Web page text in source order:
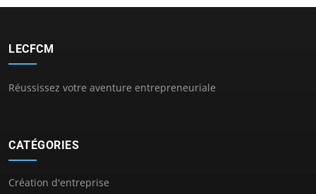
LECFCM
Réussissez votre aventure entrepreneuriale
CATÉGORIES
Création d'entreprise